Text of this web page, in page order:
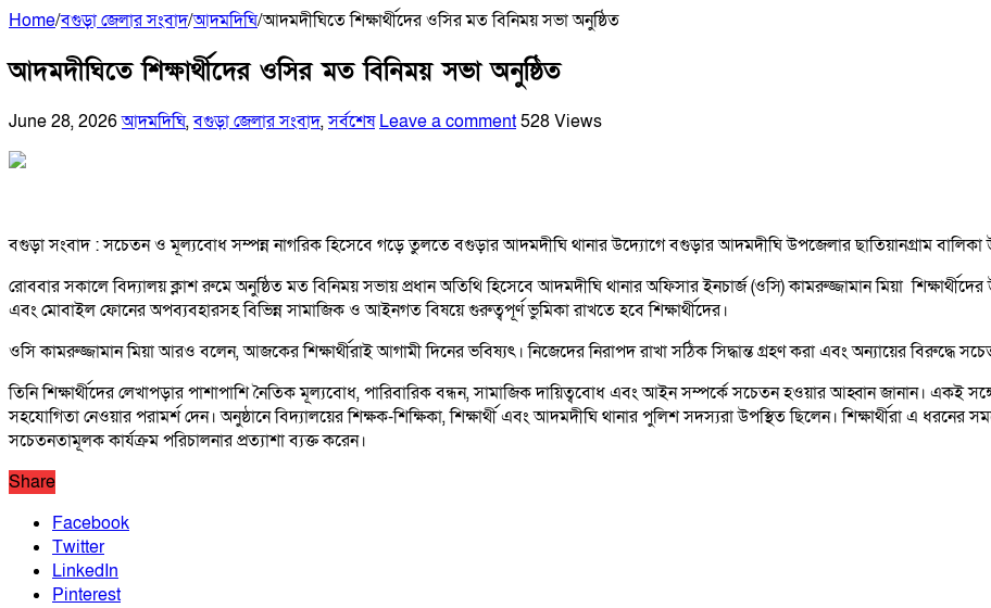
Home/বগুড়া জেলার সংবাদ/আদমদিঘি/আদমদীঘিতে শিক্ষার্থীদের ওসির মত বিনিময় সভা অনুষ্ঠিত
আদমদীঘিতে শিক্ষার্থীদের ওসির মত বিনিময় সভা অনুষ্ঠিত
June 28, 2026আদমদিঘি,বগুড়া জেলার সংবাদ,সর্বশেষ Leave a comment528 Views
বগুড়া সংবাদ : সচেতন ও মূল্যবোধ সম্পন্ন নাগরিক হিসেবে গড়ে তুলতে বগুড়ার আদমদীঘি থানার উদ্যোগে বগুড়ার আদমদীঘি উপজেলার ছাতিয়ানগ্রাম
রোববার সকালে বিদ্যালয় ক্লাশ রুমে অনুষ্ঠিত মত বিনিময় সভায় প্রধান অতিথি হিসেবে আদমদীঘি থানার অফিসার ইনচার্জ (ওসি) কামরুজ্জামান মিয়া
এবং মোবাইল ফোনের অপব্যবহারসহ বিভিন্ন সামাজিক ও আইনগত বিষয়ে গুরুত্বপূর্ণ ভুমিকা রাখতে হবে শিক্ষার্থীদের।
ওসি কামরুজ্জামান মিয়া আরও বলেন, আজকের শিক্ষার্থীরাই আগামী দিনের ভবিষ্যৎ। নিজেদের নিরাপদ রাখা সঠিক সিদ্ধান্ত গ্রহণ করা এবং অন্যায়ের বিরুদ্ধে
তিনি শিক্ষার্থীদের লেখাপড়ার পাশাপাশি নৈতিক মূল্যবোধ, পারিবারিক বন্ধন, সামাজিক দায়িত্ববোধ এবং আইন সম্পর্কে সচেতন হওয়ার আহ্বান জানান। একই
সহযোগিতা নেওয়ার পরামর্শ দেন। অনুষ্ঠানে বিদ্যালয়ের শিক্ষক-শিক্ষিকা, শিক্ষার্থী এবং আদমদীঘি থানার পুলিশ সদস্যরা উপস্থিত ছিলেন। শিক্ষার্থীরা এ
সচেতনতামূলক কার্যক্রম পরিচালনার প্রত্যাশা ব্যক্ত করেন।
Share
Facebook
Twitter
LinkedIn
Pinterest